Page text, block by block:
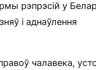
рэпрэсій у
і аднаўлення
чалавека,